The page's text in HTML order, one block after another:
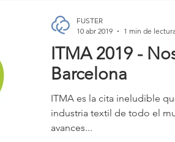
VALVANITMA 2019 -
Barcelona
ITMA es la cita ineludible
industria textil de todo el
avances...
FUSTER
10 abr 2019
1 min de